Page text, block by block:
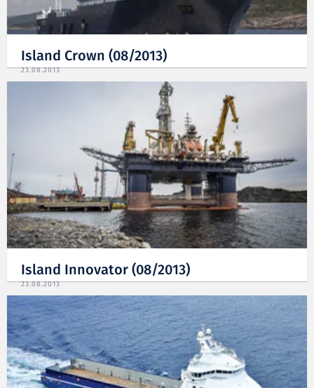
Island Crown (08/2013)
23.08.2013
Island Innovator (08/2013)
23.08.2013